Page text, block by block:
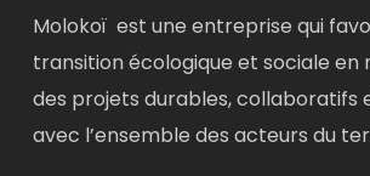
Molokoï est une entreprise qui
transition écologique et sociale en
des projets durables, collaboratifs
avec l’ensemble des acteurs du